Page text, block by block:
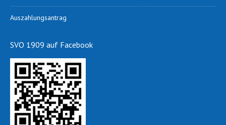
Auszahlungsantrag
SVO 1909 auf Facebook